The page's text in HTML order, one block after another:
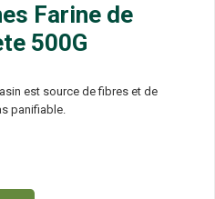
Farine de
500G
est source de fibres et de
panifiable.